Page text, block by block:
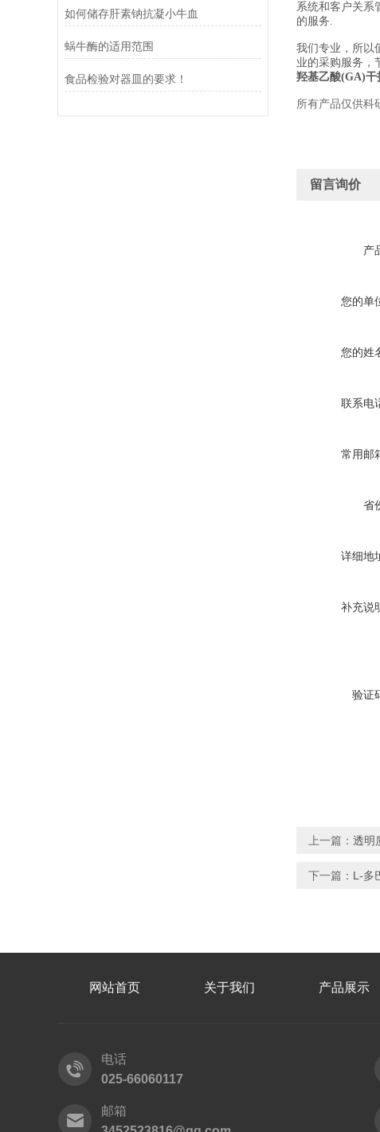
如何储存肝素钠抗凝小牛血
蜗牛酶的适用范围
食品检验对器皿的要求！
系统和客户关系
的服务.
我们专业，所以
业的采购服务，
羟基乙酸(GA)干
所有产品仅供科
留言询价
产
您的单
您的姓
联系电
常用邮
省
详细地
补充说
验证
上一篇： 透明
下一篇： L-多
网站首页 关于我们 产品展示
电话
025-66060117
邮箱